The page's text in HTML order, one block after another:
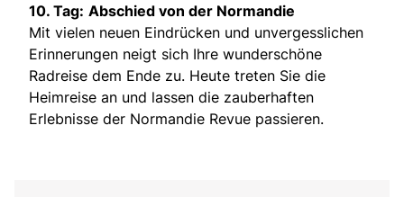
10. Tag: Abschied von der Normandie
Mit vielen neuen Eindrücken und unvergesslichen
Erinnerungen neigt sich Ihre wunderschöne
Radreise dem Ende zu. Heute treten Sie die
Heimreise an und lassen die zauberhaften
Erlebnisse der Normandie Revue passieren.